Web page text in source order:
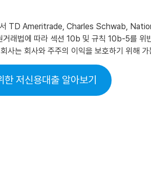
TD Ameritrade, Charles Schwab,
래법에 따라 섹션 10b 및 규칙 10b-5를
는 회사와 주주의 이익을 보호하기 위해
한 저신용대출 알아보기